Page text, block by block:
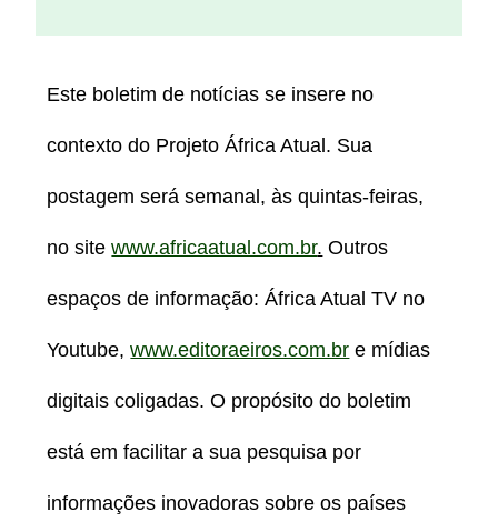
Este boletim de notícias se insere no
contexto do Projeto África Atual. Sua
postagem será semanal, às quintas-feiras,
no sitewww.africaatual.com.br. Outros
espaços de informação: África Atual TV no
Youtube,www.editoraeiros.com.br e mídias
digitais coligadas. O propósito do boletim
está em facilitar a sua pesquisa por
informações inovadoras sobre os países